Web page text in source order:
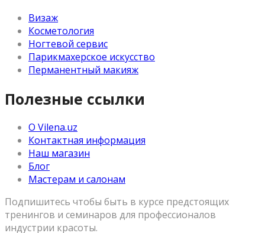
Визаж
Косметология
Ногтевой сервис
Парикмахерское искусство
Перманентный макияж
Полезные ссылки
О Vilena.uz
Контактная информация
Наш магазин
Блог
Мастерам и салонам
Подпишитесь чтобы быть в курсе предстоящих
тренингов и семинаров для профессионалов
индустрии красоты.